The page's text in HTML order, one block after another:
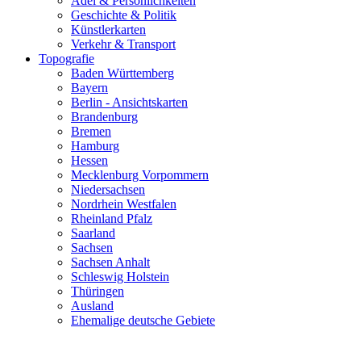
Geschichte & Politik
Künstlerkarten
Verkehr & Transport
Topografie
Baden Württemberg
Bayern
Berlin - Ansichtskarten
Brandenburg
Bremen
Hamburg
Hessen
Mecklenburg Vorpommern
Niedersachsen
Nordrhein Westfalen
Rheinland Pfalz
Saarland
Sachsen
Sachsen Anhalt
Schleswig Holstein
Thüringen
Ausland
Ehemalige deutsche Gebiete